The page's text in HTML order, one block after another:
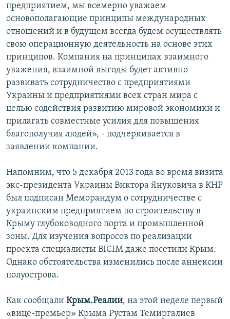
предприятием, мы всемерно уважаем
основополагающие принципы международных
отношений и в будущем всегда будем осуществлять
свою операционную деятельность на основе этих
принципов. Компания на принципах взаимного
уважения, взаимной выгоды будет активно
развивать сотрудничество с предприятиями
Украины и предприятиями всех стран мира с
целью содействия развитию мировой экономики и
прилагать совместные усилия для повышения
благополучия людей», - подчеркивается в
заявлении компании.
Напомним, что 5 декабря 2013 года во время визита
экс-президента Украины Виктора Януковича в КНР
был подписан Меморандум о сотрудничестве с
украинским предприятием по строительству в
Крыму глубоководного порта и промышленной
зоны. Для изучения вопросов по реализации
проекта специалисты BICIM даже посетили Крым.
Однако обстоятельства изменились после аннексии
полуострова.
Как сообщали Крым.Реалии, на этой неделе первый
«вице-премьер» Крыма Рустам Темиргалиев